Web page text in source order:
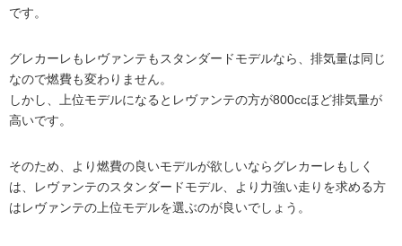
です。
グレカーレもレヴァンテもスタンダードモデルなら、排気量は同じ
なので燃費も変わりません。
しかし、上位モデルになるとレヴァンテの方が800ccほど排気量が
高いです。
そのため、より燃費の良いモデルが欲しいならグレカーレもしく
は、レヴァンテのスタンダードモデル、より力強い走りを求める方
はレヴァンテの上位モデルを選ぶのが良いでしょう。